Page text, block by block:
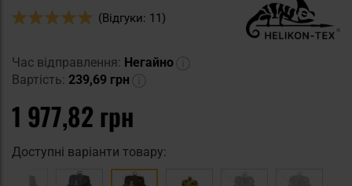
Оцінка:
(Відгуки: 11)
Час відправлення: Негайно
Вартість: 239,69 грн
1 977,82 грн
Доступні варіанти товару: